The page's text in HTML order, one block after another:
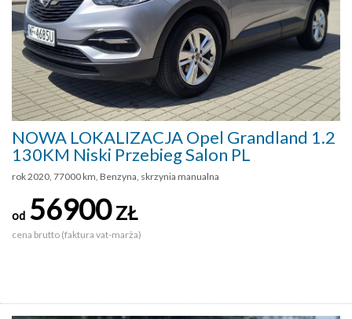
NOWA LOKALIZACJA Opel Grandland 1.2
130KM Niski Przebieg Salon PL
rok 2020, 77000 km, Benzyna, skrzynia manualna
od 56900ZŁ
cena brutto (faktura vat-marża)